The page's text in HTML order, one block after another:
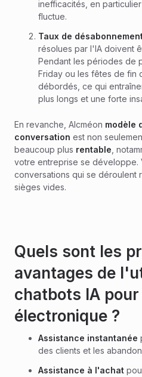
inefficacités, en
fluctue.
Taux de
résolues par l'IA doivent
Pendant les périodes de
Friday ou les fêtes de fin
débordés, ce qui
plus longs et une forte
En revanche, Alcméon modèle
conversation est non
beaucoup plus rentable ,
votre entreprise se développe.
conversations qui se déroulent
sièges vides.
Quels sont les
avantages de
chatbots IA
électronique ?
Assistance instantanée
des clients et les
Assistance à l'achat